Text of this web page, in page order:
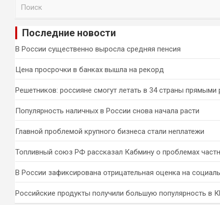
и
Последние новости
В России существенно выросла средняя пенсия
Цена просрочки в банках вышла на рекорд
Решетников: россияне смогут летать в 34 страны прямыми
Популярность наличных в России снова начала расти
Главной проблемой крупного бизнеса стали неплатежи
Топливный союз РФ рассказал Кабмину о проблемах
В России зафиксирована отрицательная оценка на
Российские продукты получили большую популярность в